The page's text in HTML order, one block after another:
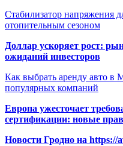
Стабилизатор напряжения
отопительным сезоном
Доллар ускоряет рост:
ожиданий инвесторов
Как выбрать аренду авто в
популярных компаний
Европа ужесточает
сертификации: новые
Новости Гродно на https://